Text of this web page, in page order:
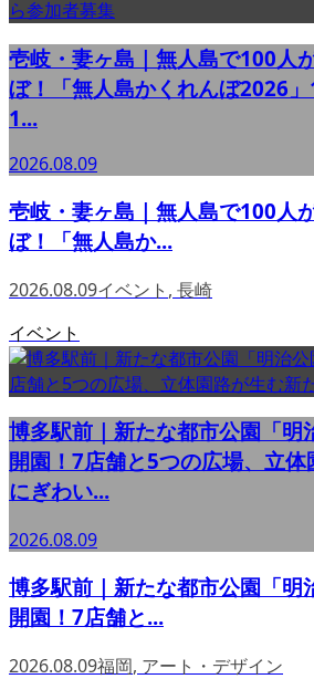
壱岐・妻ヶ島｜無人島で100人
ぼ！「無人島かくれんぼ2026
1...
2026.08.09
壱岐・妻ヶ島｜無人島で100人
ぼ！「無人島か...
2026.08.09イベント , 長崎
イベント
博多駅前｜新たな都市公園「明
開園！7店舗と5つの広場、立
にぎわい...
2026.08.09
博多駅前｜新たな都市公園「明
開園！7店舗と...
2026.08.09福岡, アート・デザイン